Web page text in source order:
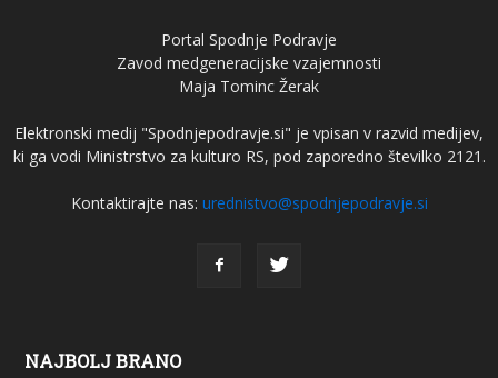
Portal Spodnje Podravje
Zavod medgeneracijske vzajemnosti
Maja Tominc Žerak
Elektronski medij "Spodnjepodravje.si" je vpisan v razvid medijev,
ki ga vodi Ministrstvo za kulturo RS, pod zaporedno številko 2121.
Kontaktirajte nas: urednistvo@spodnjepodravje.si
NAJBOLJ BRANO